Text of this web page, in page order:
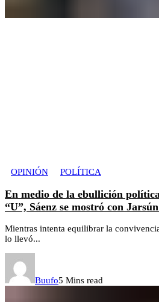
OPINIÓN POLÍTICA
En medio de la ebullición
“U”, Sáenz se mostró con
Mientras intenta equilibrar la
lo llevó...
Buufo5 Mins read